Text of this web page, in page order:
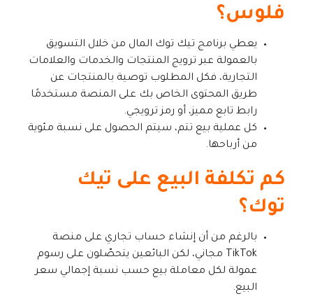
فلوس؟
يعطي برنامج تيك توك المال من خلال التسويق
بالعمولة عبر ترويج المنتجات والخدمات والعلامات
التجارية، فكل المطلوب توصية بالمنتجات عن
طريق المحتوى الخاص بك على المنصة مستخدمًا
رابط تابع مميز، أو رمز ترويجي.
كل عملية بيع تتم، سيتم الحصول على نسبة مئوية
من أرباحها.
كم تكلفة البيع على تيك
توك؟
بالرغم من أن إنشاء حساب تجاري على منصة
TikTok مجاني، لكن البائعين يتحصّلون على رسوم
عمولة لكل معاملة بيع حسب نسبة إجمالي سعر
البيع.